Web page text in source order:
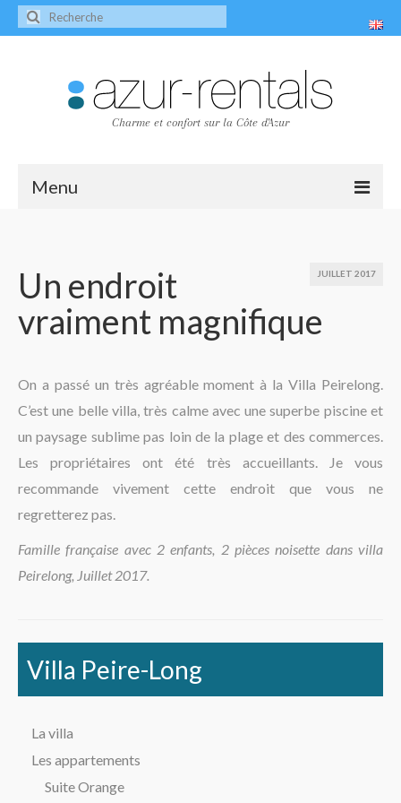
Charme et confort sur la Côte d'Azur
Menu
Villa Peire-Long
Contact
La région
JUILLET 2017
Un endroit
vraiment magnifique
On a passé un très agréable moment à la Villa Peirelong.
C’est une belle villa, très calme avec une superbe piscine et
un paysage sublime pas loin de la plage et des commerces.
Les propriétaires ont été très accueillants. Je vous
recommande vivement cette endroit que vous ne
regretterez pas.
Famille française avec 2 enfants, 2 pièces noisette dans villa
Peirelong, Juillet 2017.
Villa Peire-Long
La villa
Les appartements
Suite Orange